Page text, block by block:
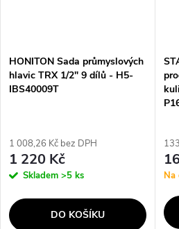
HONITON Sada průmyslových
hlavic TRX 1/2" 9 dílů - H5-
IBS40009T
1 008,26 Kč bez DPH
1 220 Kč
Skladem >5 ks
DO KOŠÍKU
Na